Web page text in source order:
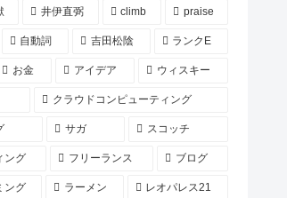
井伊直弼 climb praise
自動詞 吉田松陰 ランクE
お金 アイデア ウィスキー
クラウドコンピューティング
サガ スコッチ
ング フリーランス ブログ
ング ラーメン レオパレス21